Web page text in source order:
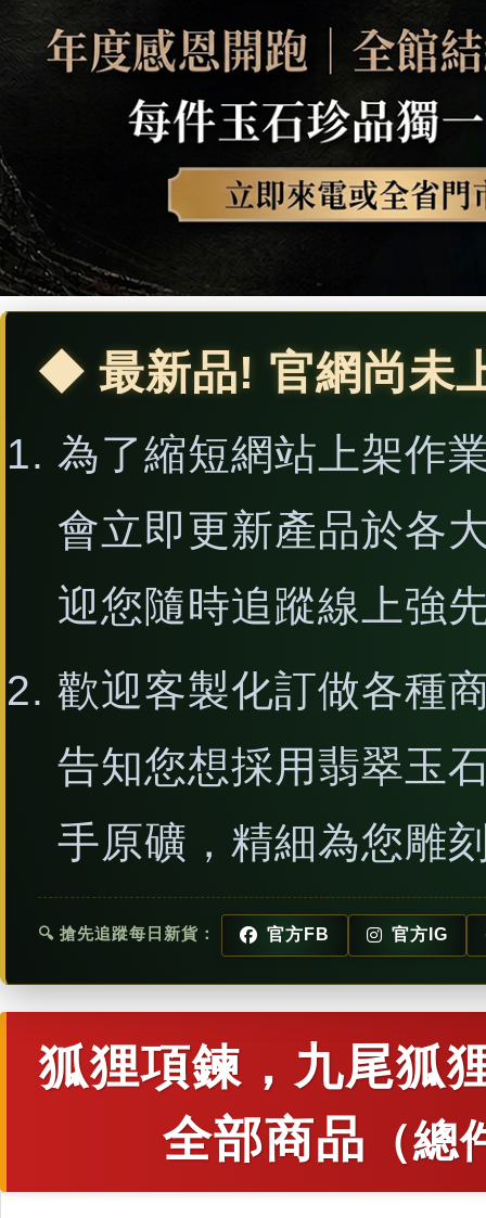
鍊。★附東方翡翠寶石保
鍊。★附東方翡翠寶石保
證
◆ 最新品! 官網尚未
為了縮短網站上架作
會立即更新產品於各
迎您隨時追蹤線上強
歡迎客製化訂做各種
告知您想採用翡翠玉
手原礦，精細為您雕
🔍 搶先追蹤每日新貨： 官方FB 官方IG
狐狸項鍊，九尾狐
全部商品 （